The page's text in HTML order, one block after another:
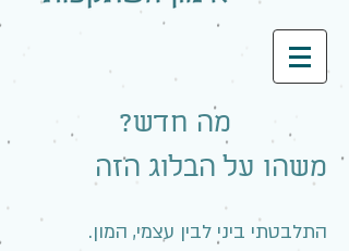
מה חדש?
משהו על הבלוג הזה
התלבטתי ביני לבין עצמי, המון.